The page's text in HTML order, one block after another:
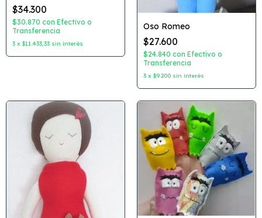
$34.300
$30.870 con Efectivo o
Transferencia
3 x $11.433,33 sin interés
Oso Romeo
$27.600
$24.840 con Efectivo o
Transferencia
3 x $9.200 sin interés